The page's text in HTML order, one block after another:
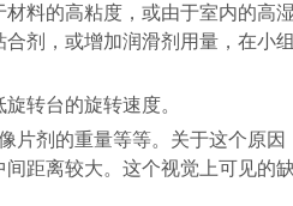
料的高粘度，或由于室内的高湿
剂，或增加润滑剂用量，在小
转台的旋转速度。
片剂的重量等等。关于这个原因
距离较大。这个视觉上可见的